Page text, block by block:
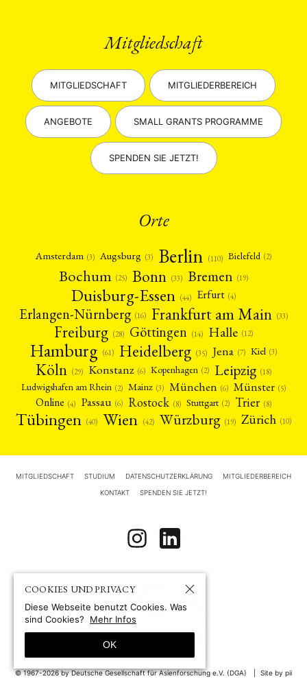
Mitgliedschaft
MITGLIEDSCHAFT MITGLIEDERBEREICH
ANGEBOTE SMALL GRANTS PROGRAMME
SPENDEN SIE JETZT!
Orte
Amsterdam (3) Augsburg (3) Berlin (110) Bielefeld (2)
Bochum (25) Bonn (33) Bremen (19)
Duisburg-Essen (44) Erfurt (4)
Erlangen-Nürnberg (16) Frankfurt am Main (33)
Freiburg (28) Göttingen (14) Halle (12)
Hamburg (61) Heidelberg (35) Jena (7) Kiel (3)
Köln (29) Konstanz (6) Kopenhagen (2) Leipzig (18)
Ludwigshafen am Rhein (2) Mainz (3) München (6) Münster (5)
Online (4) Passau (6) Rostock (8) Stuttgart (2) Trier (8)
Tübingen (40) Wien (42) Würzburg (19) Zürich (10)
MITGLIEDSCHAFT STUDIUM DATENSCHUTZERKLÄRUNG MITGLIEDERBEREICH
KONTAKT SPENDEN SIE JETZT!
© 1967-2026 byDeutsche Gesellschaft für Asienforschung e.V. (DGA) Site by pii
COOKIES UND PRIVACY
Diese Webseite benutzt Cookies. Was
sind Cookies?
Mehr Infos
OK